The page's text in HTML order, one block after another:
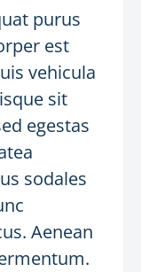
purus
est
vehicula
sit
egestas
sodales
Aenean